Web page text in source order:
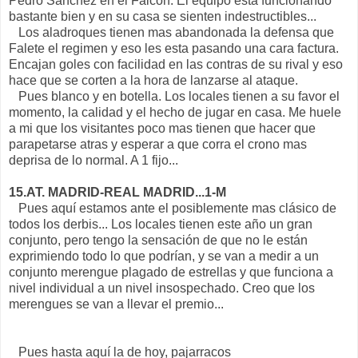
bastante bien y en su casa se sienten indestructibles...
Los aladroques tienen mas abandonada la defensa que
Falete el regimen y eso les esta pasando una cara factura.
Encajan goles con facilidad en las contras de su rival y eso
hace que se corten a la hora de lanzarse al ataque.
Pues blanco y en botella. Los locales tienen a su favor el
momento, la calidad y el hecho de jugar en casa. Me huele
a mi que los visitantes poco mas tienen que hacer que
parapetarse atras y esperar a que corra el crono mas
deprisa de lo normal. A 1 fijo...
15.AT. MADRID-REAL MADRID...1-M
Pues aquí estamos ante el posiblemente mas clásico de
todos los derbis... Los locales tienen este año un gran
conjunto, pero tengo la sensación de que no le están
exprimiendo todo lo que podrían, y se van a medir a un
conjunto merengue plagado de estrellas y que funciona a
nivel individual a un nivel insospechado. Creo que los
merengues se van a llevar el premio...
Pues hasta aquí la de hoy, pajarracos